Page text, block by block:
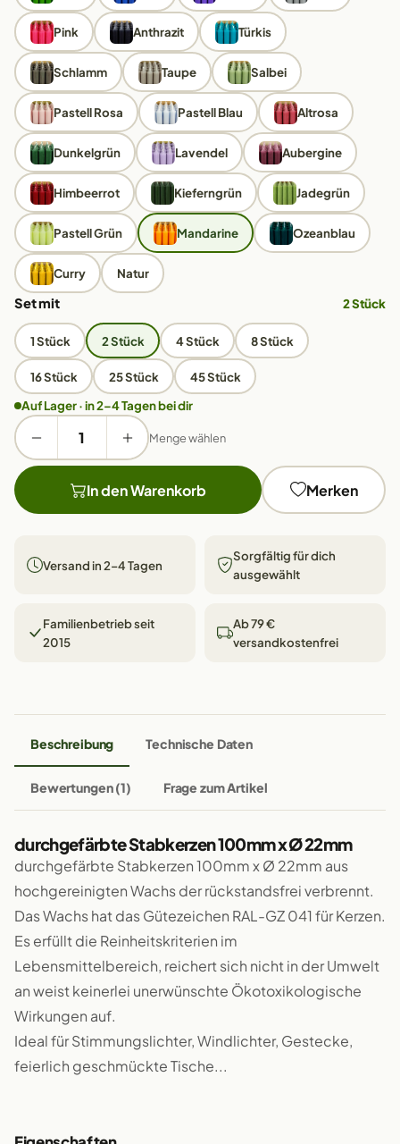
Pink Anthrazit Türkis
Schlamm Taupe Salbei
Pastell Rosa Pastell Blau Altrosa
Dunkelgrün Lavendel Aubergine
Himbeerrot Kieferngrün Jadegrün
Pastell Grün Mandarine Ozeanblau
Curry Natur
Set mit 2 Stück
1 Stück 2 Stück 4 Stück 8 Stück
16 Stück 25 Stück
45 Stück
Auf Lager · in 2–4 Tagen bei dir
Menge wählen
In den Warenkorb Merken
Versand in 2–4 Tagen
Sorgfältig für dich
ausgewählt
Familienbetrieb seit
2015
Ab 79 €
versandkostenfrei
Beschreibung Technische Daten
Bewertungen (1) Frage zum Artikel
durchgefärbte Stabkerzen 100mm x Ø 22mm
durchgefärbte Stabkerzen 100mm x Ø 22mm aus
hochgereinigten Wachs der rückstandsfrei verbrennt.
Das Wachs hat das Gütezeichen RAL-GZ 041 für Kerzen.
Es erfüllt die Reinheitskriterien im
Lebensmittelbereich, reichert sich nicht in der Umwelt
an weist keinerlei unerwünschte Ökotoxikologische
Wirkungen auf.
Ideal für Stimmungslichter, Windlichter, Gestecke,
feierlich geschmückte Tische...